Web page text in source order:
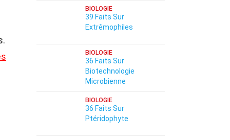
BIOLOGIE
39 Faits Sur
Extrêmophiles
BIOLOGIE
36 Faits Sur
Biotechnologie
Microbienne
BIOLOGIE
36 Faits Sur
Ptéridophyte